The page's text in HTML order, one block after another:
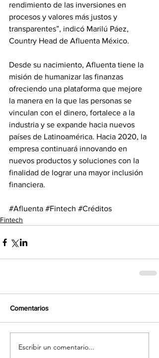
rendimiento de las inversiones en
procesos y valores más justos y
transparentes”, indicó Marilú Páez,
Country Head de Afluenta México.
Desde su nacimiento, Afluenta tiene la
misión de humanizar las finanzas
ofreciendo una plataforma que mejore
la manera en la que las personas se
vinculan con el dinero, fortalece a la
industria y se expande hacia nuevos
países de Latinoamérica. Hacia 2020, la
empresa continuará innovando en
nuevos productos y soluciones con la
finalidad de lograr una mayor inclusión
financiera.
#Afluenta #Fintech #Créditos
Fintech
Comentarios
Escribir un comentario...